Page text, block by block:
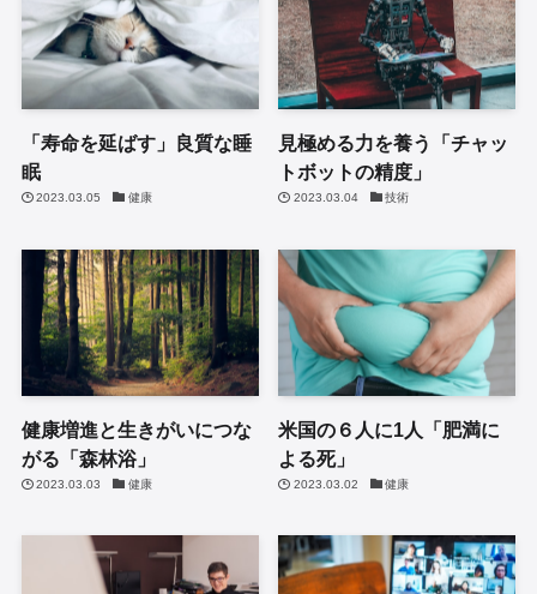
「寿命を延ばす」良質な睡
眠
2023.03.05 健康
見極める力を養う「チャッ
トボットの精度」
2023.03.04 技術
健康増進と生きがいにつな
がる「森林浴」
2023.03.03 健康
米国の６人に1人「肥満に
よる死」
2023.03.02 健康